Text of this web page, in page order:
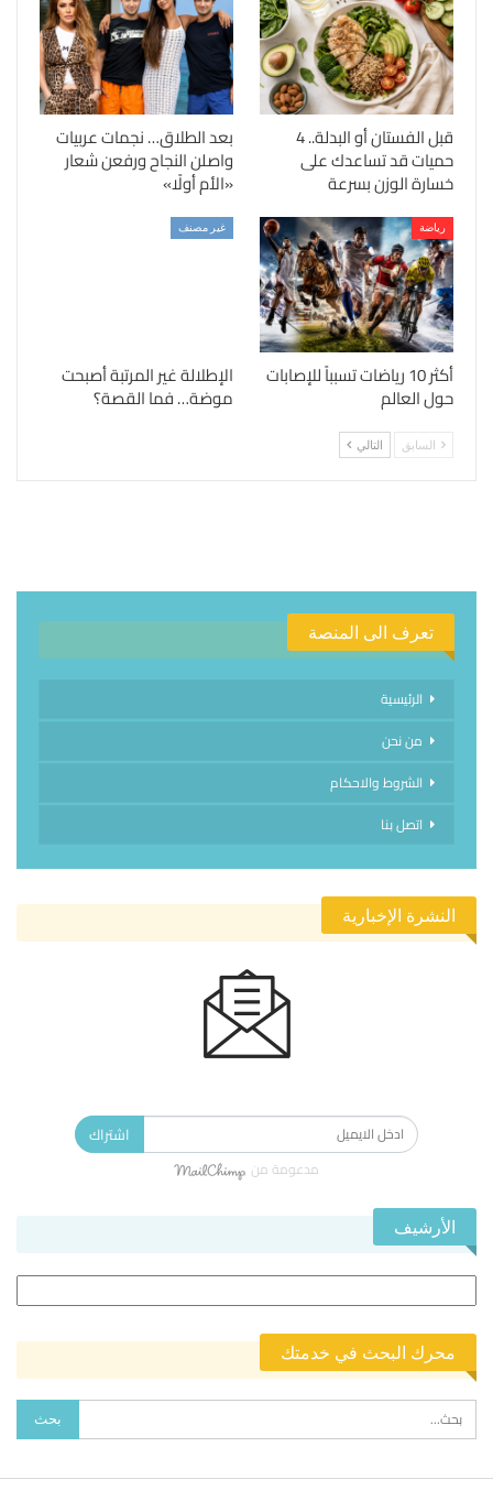
قبل الفستان أو البدلة.. 4
حميات قد تساعدك على
خسارة الوزن بسرعة
بعد الطلاق… نجمات عربيات
واصلن النجاح ورفعن شعار
«الأم أولًا»
رياضة
أكثر 10 رياضات تسبباً للإصابات
حول العالم
غير مصنف
الإطلالة غير المرتبة أصبحت
موضة… فما القصة؟
السابق التالي
تعرف الى المنصة
الرئيسية
من نحن
الشروط والاحكام
اتصل بنا
النشرة الإخبارية
اشتراك
مدعومة من
الأرشيف
محرك البحث في خدمتك